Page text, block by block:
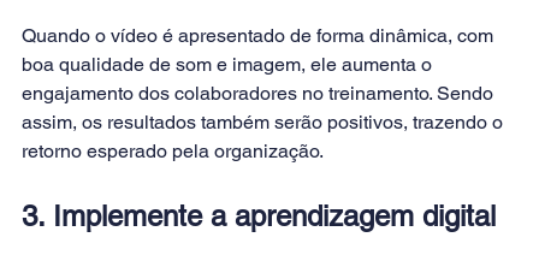
Quando o vídeo é apresentado de forma dinâmica, com
boa qualidade de som e imagem, ele aumenta o
engajamento dos colaboradores no treinamento. Sendo
assim, os resultados também serão positivos, trazendo o
retorno esperado pela organização.
3. Implemente a aprendizagem digital